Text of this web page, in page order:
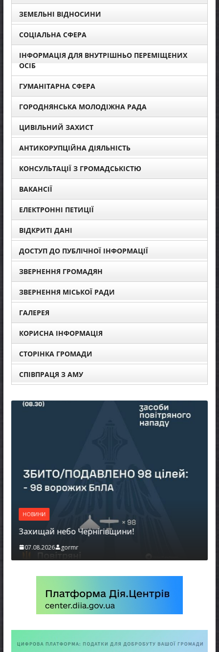
ЗЕМЕЛЬНІ ВІДНОСИНИ
СОЦІАЛЬНА СФЕРА
ІНФОРМАЦІЯ ДЛЯ ВНУТРІШНЬО ПЕРЕМІЩЕНИХ
ОСІБ
ГУМАНІТАРНА СФЕРА
ГОРОДНЯНСЬКА МОЛОДІЖНА РАДА
ЦИВІЛЬНИЙ ЗАХИСТ
АНТИКОРУПЦІЙНА ДІЯЛЬНІСТЬ
КОНСУЛЬТАЦІЇ З ГРОМАДСЬКІСТЮ
ВАКАНСІЇ
ЕЛЕКТРОННІ ПЕТИЦІЇ
ВІДКРИТІ ДАНІ
ДОСТУП ДО ПУБЛІЧНОЇ ІНФОРМАЦІЇ
ЗВЕРНЕННЯ ГРОМАДЯН
ЗВЕРНЕННЯ МІСЬКОЇ РАДИ
ГАЛЕРЕЯ
КОРИСНА ІНФОРМАЦІЯ
СТОРІНКА ГРОМАДИ
СПІВПРАЦЯ З АМУ
НОВИНИ
Захищай небо Чернігівщини!
07.08.2026 gormr